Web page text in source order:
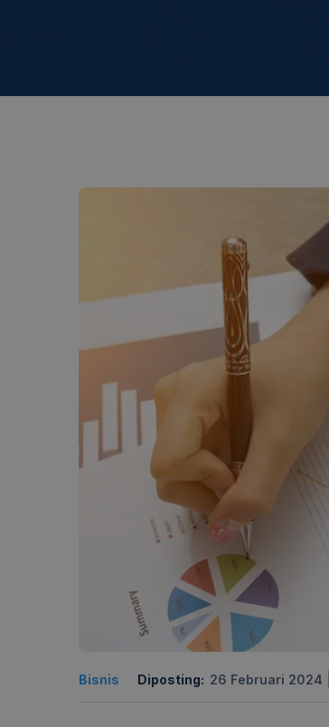
Bisnis Diposting: 26 Februari 2024